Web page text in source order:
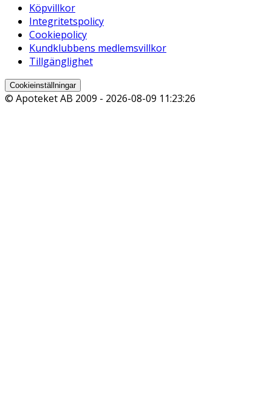
Köpvillkor
Integritetspolicy
Cookiepolicy
Kundklubbens medlemsvillkor
Tillgänglighet
Cookieinställningar
© Apoteket AB 2009 - 2026-08-09 11:23:26